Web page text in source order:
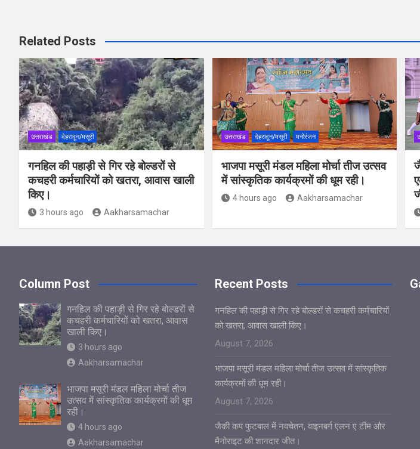
Related Posts
उत्तराखंड देहरादून/मसूरी
गनहिल की पहाड़ी से गिर रहे बोल्डरों से
कचहरी कर्मचारियों को खतरा, आवास खाली
किए।
3 hours ago Aakharsamachar
उत्तराखंड देहरादून/मसूरी मनोरंजन
भाजपा मसूरी मंडल महिला मोर्चा तीज उत्सव
में सांस्कृतिक कार्यक्रमों की धूम रही।
4 hours ago Aakharsamachar
Column Post
गनहिल की पहाड़ी से गिर रहे बोल्डरों से
कचहरी कर्मचारियों को खतरा, आवास
खाली किए।
3 hours ago
Aakharsamachar
भाजपा मसूरी मंडल महिला मोर्चा तीज
उत्सव में सांस्कृतिक कार्यक्रमों की धूम
रही।
4 hours ago
Aakharsamachar
Recent Posts
गनहिल की पहाड़ी से गिर रहे बोल्डरों से कचहरी कर्मचारियों
को खतरा, आवास खाली किए।
August 7, 2026
भाजपा मसूरी मंडल महिला मोर्चा तीज उत्सव में सांस्कृतिक
कार्यक्रमों की धूम रही।
August 7, 2026
जैकी कप फुटबाल में नवचेतन, वाइनबर्ग एलन ए टीम और
मैनोराइट की शानदार जीत।